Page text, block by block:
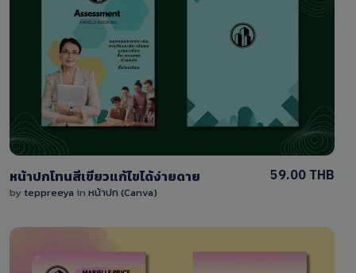
View Details
หน้าปกโทนสีเขียวแก้ไขได้ง่ายดาย
by teppreeya in หน้าปก (Canva)
59.00 THB